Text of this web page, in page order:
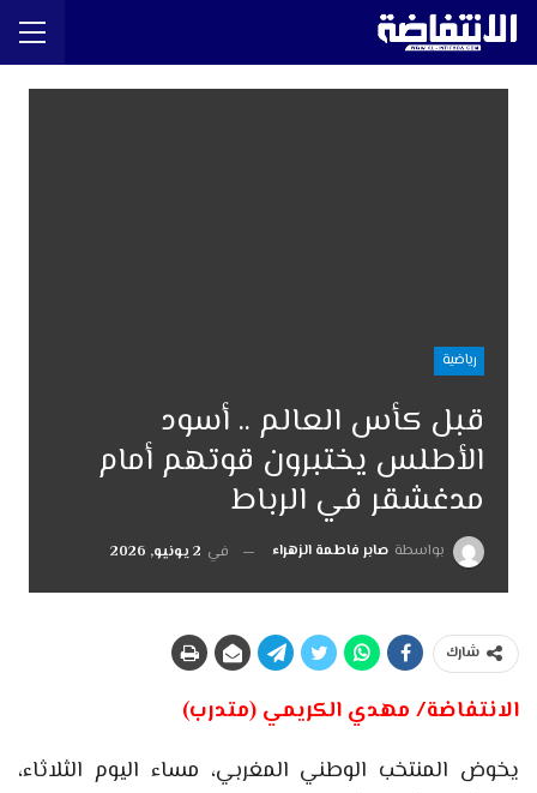
رياضية
قبل كأس العالم .. أسود
الأطلس يختبرون قوتهم أمام
مدغشقر في الرباط
بواسطة صابر فاطمة الزهراء في 2 يونيو, 2026
شارك
الانتفاضة/ مهدي الكريمي (متدرب)
يخوض المنتخب الوطني المغربي، مساء اليوم الثلاثاء،